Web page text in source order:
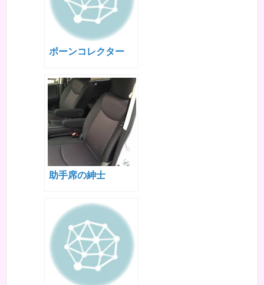
ボーンコレクター
助手席の紳士